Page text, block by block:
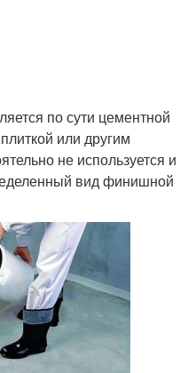
по сути цементной
или другим
не используется и
вид финишной